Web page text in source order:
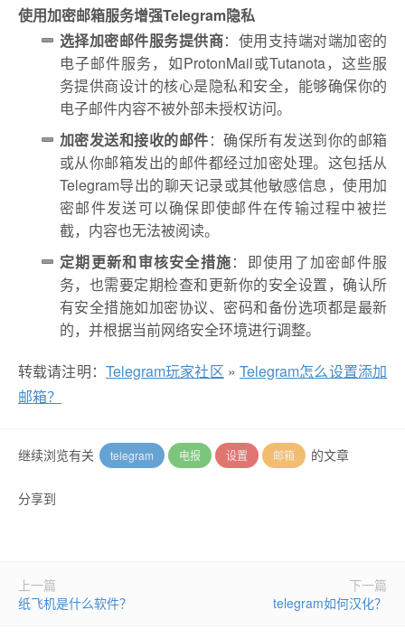
使用加密邮箱服务增强Telegram隐私
选择加密邮件服务提供商：使用支持端对端加密的
电子邮件服务，如ProtonMail或Tutanota，这些服
务提供商设计的核心是隐私和安全，能够确保你的
电子邮件内容不被外部未授权访问。
加密发送和接收的邮件：确保所有发送到你的邮箱
或从你邮箱发出的邮件都经过加密处理。这包括从
Telegram导出的聊天记录或其他敏感信息，使用加
密邮件发送可以确保即使邮件在传输过程中被拦
截，内容也无法被阅读。
定期更新和审核安全措施：即使用了加密邮件服
务，也需要定期检查和更新你的安全设置，确认所
有安全措施如加密协议、密码和备份选项都是最新
的，并根据当前网络安全环境进行调整。
转载请注明： Telegram玩家社区 »Telegram怎么设置添加
邮箱？
继续浏览有关 telegram 电报 设置 邮箱 的文章
分享到
上一篇
纸飞机是什么软件？
下一篇
telegram如何汉化？